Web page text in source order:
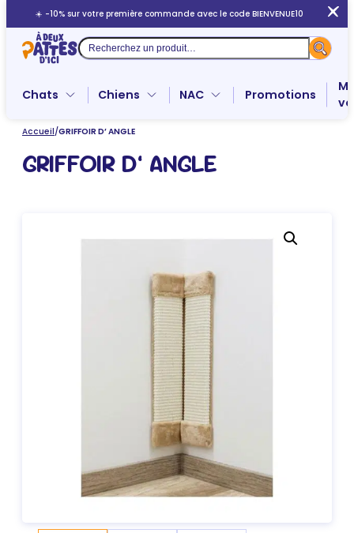
au
contenu
☀️ -10% sur votre première commande avec le code BIENVENUE10
Recherche
Chats Chiens NAC Promotions
Accueil/GRIFFOIR D’ ANGLE
GRIFFOIR D’ ANGLE